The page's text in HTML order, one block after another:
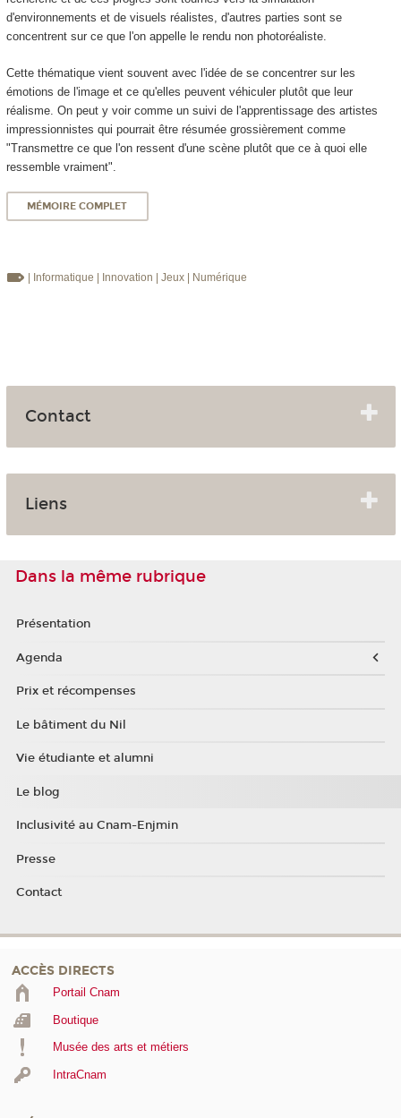
d'environnements et de visuels réalistes, d'autres parties sont se
concentrent sur ce que l'on appelle le rendu non photoréaliste.
Cette thématique vient souvent avec l'idée de se concentrer sur les
émotions de l'image et ce qu'elles peuvent véhiculer plutôt que leur
réalisme. On peut y voir comme un suivi de l'apprentissage des artistes
impressionnistes qui pourrait être résumée grossièrement comme
"Transmettre ce que l'on ressent d'une scène plutôt que ce à quoi elle
ressemble vraiment".
MÉMOIRE COMPLET
| Informatique | Innovation | Jeux | Numérique
Contact
Liens
Dans la même rubrique
Présentation
Agenda
Prix et récompenses
Le bâtiment du Nil
Vie étudiante et alumni
Le blog
Inclusivité au Cnam-Enjmin
Presse
Contact
ACCÈS DIRECTS
Portail Cnam
Boutique
Musée des arts et métiers
IntraCnam